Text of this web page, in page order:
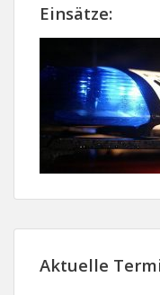
Einsätze:
Aktuelle